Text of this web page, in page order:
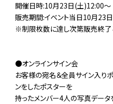
開催日時:10月23日(土)12:00～
販売期間:イベント当日10月23
※制限枚数に達し次第販売終了
●オンラインサイン会
お客様の宛名＆全員サイン入り
ンをしたポスターを
持ったメンバー4人の写真データ